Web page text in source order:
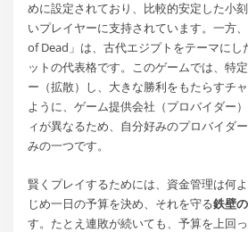
めに設定されており、比較的安定した小
いプレイヤーに支持されています。一方
of Dead」は、古代エジプトをテーマにし
ットの代表格です。このゲームでは、特
ー（拡散）し、大きな勝利をもたらすチ
ように、ゲーム提供会社（プロバイダー
ィが異なるため、自分好みのプロバイダ
みの一つです。
賢くプレイするためには、資金管理は何
じめ一日の予算を決め、それを守る鉄壁
す。たとえ連敗が続いても、予算を上回